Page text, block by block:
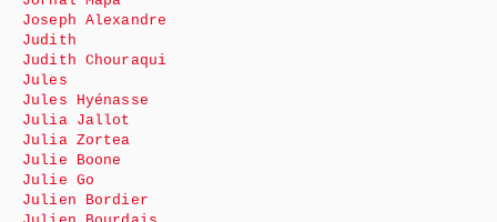
Joseph Alexandre
Judith
Judith Chouraqui
Jules
Jules Hyénasse
Julia Jallot
Julia Zortea
Julie Boone
Julie Go
Julien Bordier